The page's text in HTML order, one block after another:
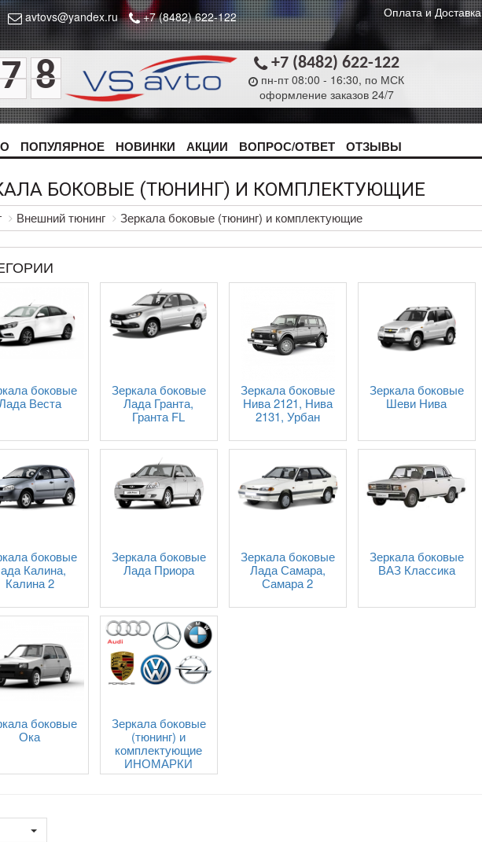
avtovs@yandex.ru +7 (8482) 622-122 Оплата и Доставка
7 8 +7 (8482) 622-122
пн-пт 08:00 - 16:30, по МСК
оформление заказов 24/7
ПОПУЛЯРНОЕ НОВИНКИ АКЦИИ ВОПРОС/ОТВЕТ ОТЗЫВЫ
БОКОВЫЕ (ТЮНИНГ) И КОМПЛЕКТУЮЩИЕ
Внешний тюнинг Зеркала боковые (тюнинг) и комплектующие
боковые
Веста
Зеркала боковые
Лада Гранта,
Гранта FL
Зеркала боковые
Нива 2121, Нива
2131, Урбан
Зеркала боковые
Шеви Нива
боковые
Калина,
Калина 2
Зеркала боковые
Лада Приора
Зеркала боковые
Лада Самара,
Самара 2
Зеркала боковые
ВАЗ Классика
боковые
Ока
Зеркала боковые
(тюнинг) и
комплектующие
ИНОМАРКИ